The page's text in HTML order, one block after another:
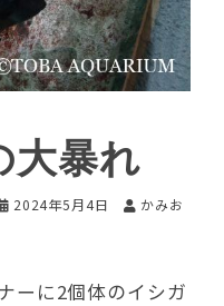
大暴れ
2024年5月4日
かみお
ーに2個体のイシガ